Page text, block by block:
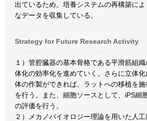
出ているため。培養システムの再構築に
なデータを収集している。
Strategy for Future Research Activity
１）管腔臓器の基本骨格である平滑筋組
体化の効率化を進めていく。さらに立体
体の作製ができれば、ラットへの移植を
を行う。また、細胞ソースとして、iPS細
の評価を行う。
２）メカノバイオロジー理論を用いた人